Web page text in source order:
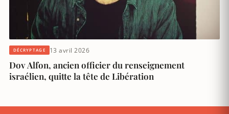
DÉCRYPTAGE 13 avril 2026
Dov Alfon, ancien officier du renseignement
israélien, quitte la tête de Libération